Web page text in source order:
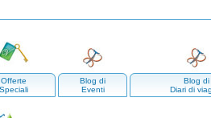
Offerte
Speciali
Blog di
Eventi
Blog di
Diari di